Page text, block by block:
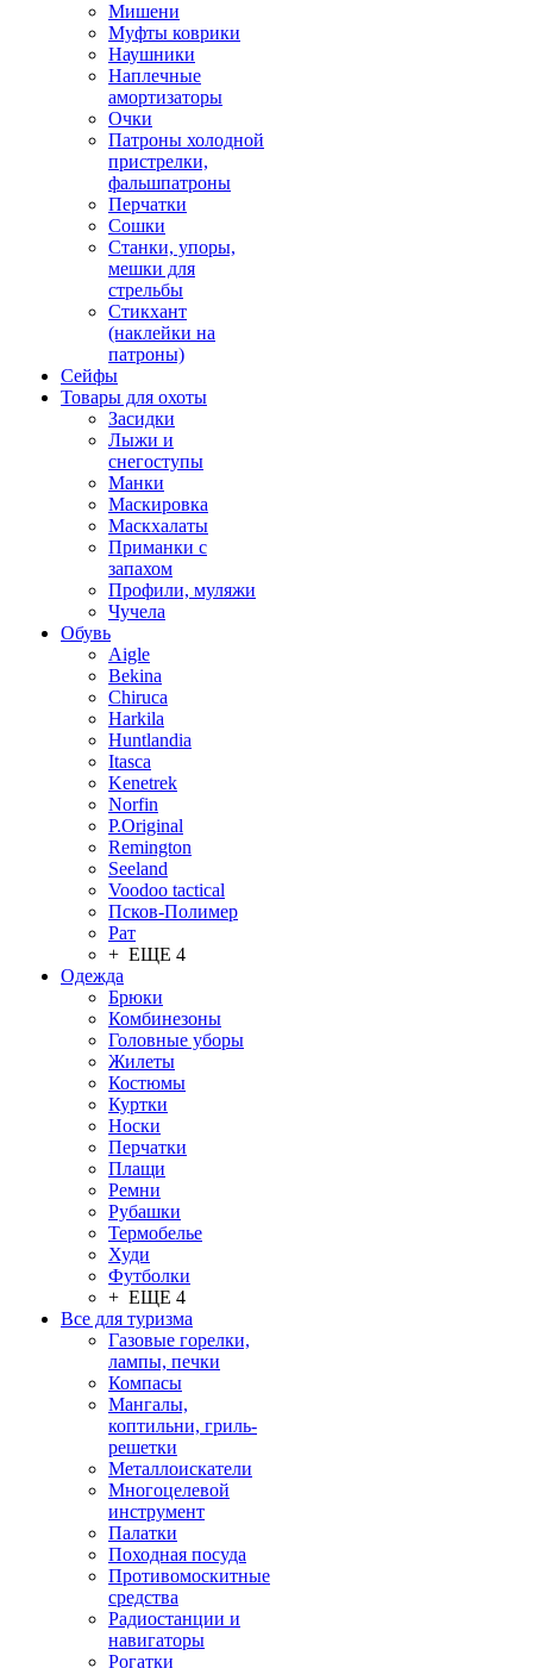
Мишени
Муфты коврики
Наушники
Наплечные
амортизаторы
Очки
Патроны холодной
пристрелки,
фальшпатроны
Перчатки
Сошки
Станки, упоры,
мешки для
стрельбы
Стикхант
(наклейки на
патроны)
Сейфы
Товары для охоты
Засидки
Лыжи и
снегоступы
Манки
Маскировка
Маскхалаты
Приманки с
запахом
Профили, муляжи
Чучела
Обувь
Aigle
Bekina
Chiruсa
Harkila
Huntlandia
Itasca
Kenetrek
Norfin
P.Original
Remington
Seeland
Voodoo tactical
Псков-Полимер
Рат
+ ЕЩЕ 4
Одежда
Брюки
Комбинезоны
Головные уборы
Жилеты
Костюмы
Куртки
Носки
Перчатки
Плащи
Ремни
Рубашки
Термобелье
Худи
Футболки
+ ЕЩЕ 4
Все для туризма
Газовые горелки,
лампы, печки
Компасы
Мангалы,
коптильни, гриль-
решетки
Металлоискатели
Многоцелевой
инструмент
Палатки
Походная посуда
Противомоскитные
средства
Радиостанции и
навигаторы
Рогатки